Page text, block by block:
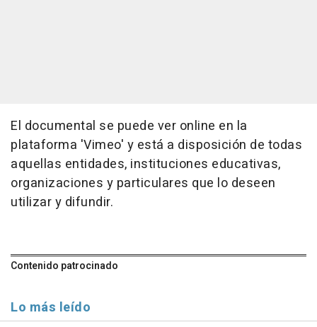
El documental se puede ver online en la
plataforma 'Vimeo' y está a disposición de todas
aquellas entidades, instituciones educativas,
organizaciones y particulares que lo deseen
utilizar y difundir.
Contenido patrocinado
Lo más leído